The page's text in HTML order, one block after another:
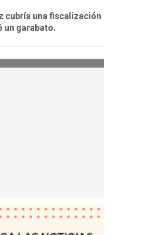
cubría una fiscalización
un garabato.